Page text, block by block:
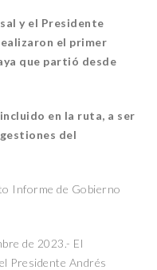
y el Presidente
el primer
que partió desde
en la ruta, a ser
del
Informe de Gobierno
de 2023.- El
Presidente Andrés